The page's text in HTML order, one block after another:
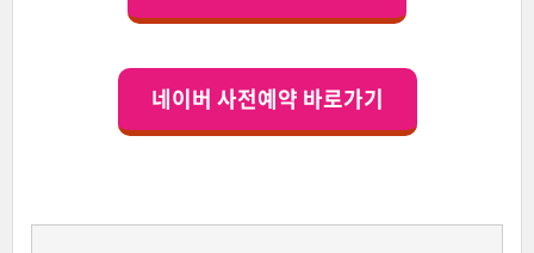
네이버 사전예약 바로가기